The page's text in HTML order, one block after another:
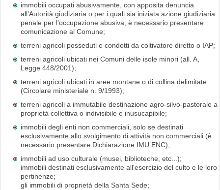
immobili occupati abusivamente, con apposita denuncia
all'Autorità giudiziaria o per i quali sia iniziata azione giudiziaria
penale per l'occupazione abusiva; è necessario presentare
comunicazione al Comune;
terreni agricoli posseduti e condotti da coltivatore diretto o IAP;
terreni agricoli ubicati nei Comuni delle isole minori (all. A,
Legge 448/2001);
terreni agricoli ubicati in aree montane o di collina delimitate
(Circolare ministeriale n. 9/1993);
terreni agricoli a immutabile destinazione agro-silvo-pastorale a
proprietà collettiva o indivisibile e inusucapibile;
immobili degli enti non commerciali, solo se destinati
esclusivamente allo svolgimento di attività non commerciali (è
necessario presentare Dichiarazione IMU ENC);
immobili ad uso culturale (musei, biblioteche, etc...);
immobili destinati esclusivamente all'esercizio del culto e le loro
pertinenze;
gli immobili di proprietà della Santa Sede;